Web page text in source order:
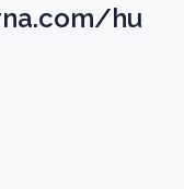
hu